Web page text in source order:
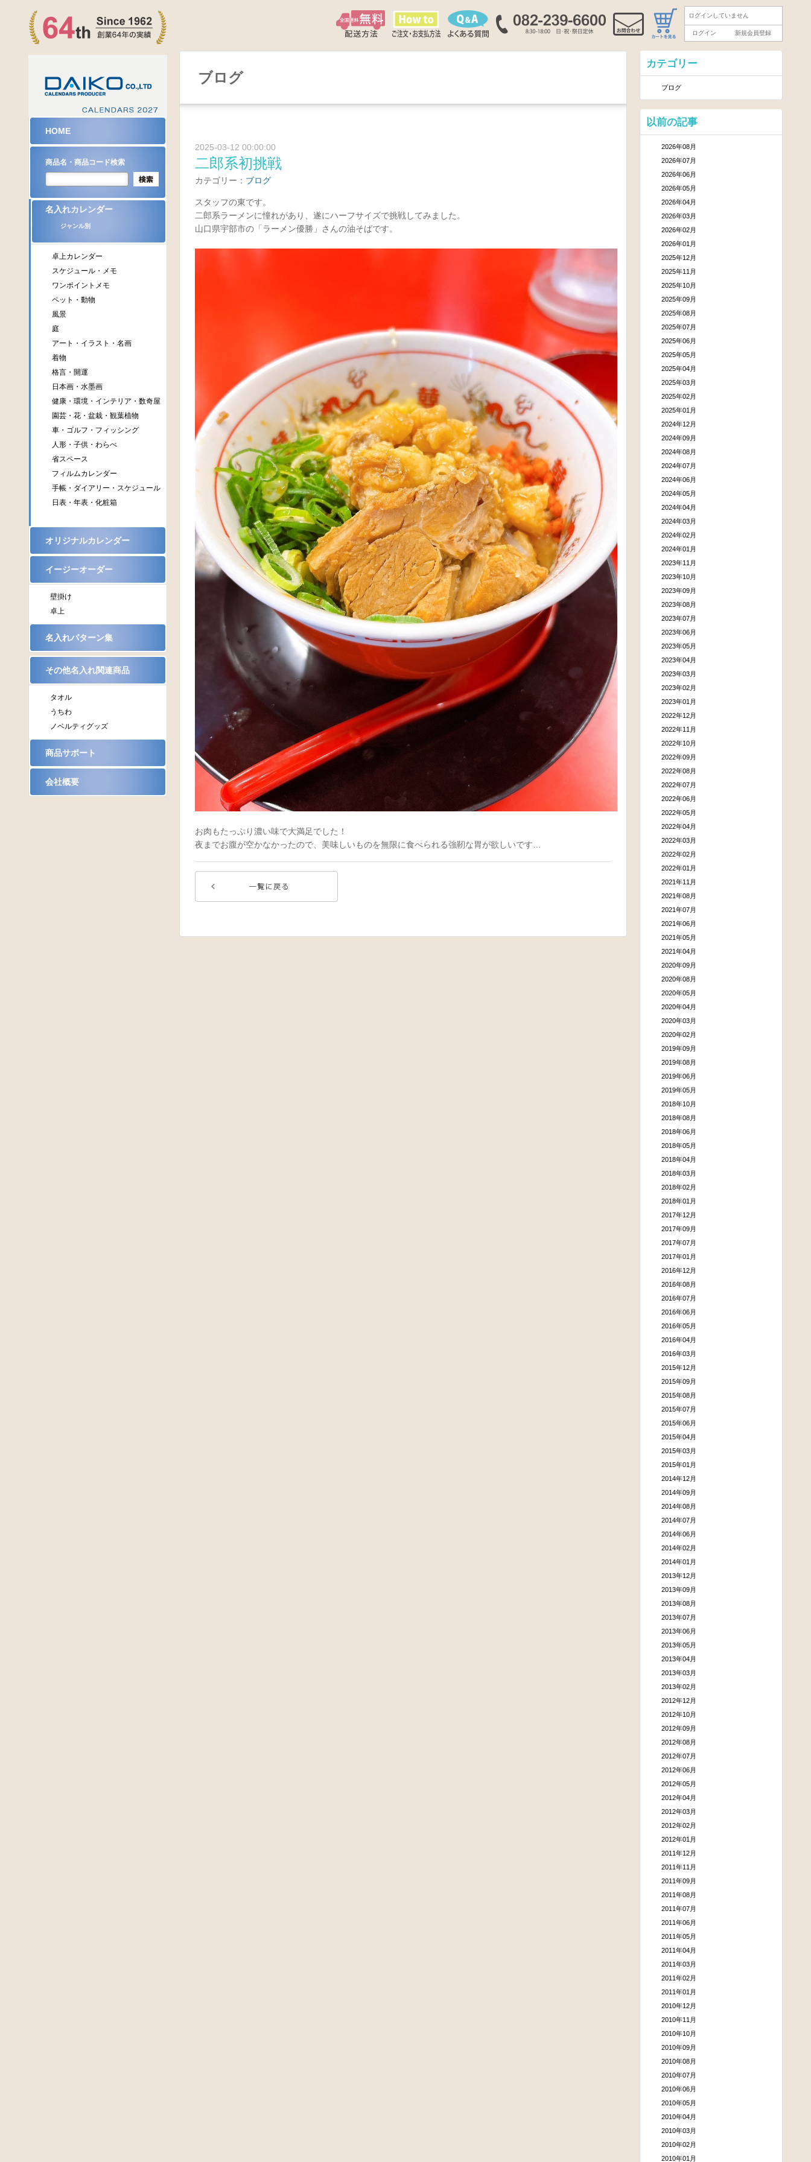
ログインしていません
ログイン 新規会員登録
ブログ
2025-03-12 00:00:00
二郎系初挑戦
カテゴリー： ブログ
スタッフの東です。
二郎系ラーメンに憧れがあり、遂にハーフサイズで挑戦してみました。
山口県宇部市の「ラーメン優勝」さんの油そばです。
お肉もたっぷり濃い味で大満足でした！
夜までお腹が空かなかったので、美味しいものを無限に食べられる強靭な胃が欲しいです…
カテゴリー
ブログ
以前の記事
2026年08月
2026年07月
2026年06月
2026年05月
2026年04月
2026年03月
2026年02月
2026年01月
2025年12月
2025年11月
2025年10月
2025年09月
2025年08月
2025年07月
2025年06月
2025年05月
2025年04月
2025年03月
2025年02月
2025年01月
2024年12月
2024年09月
2024年08月
2024年07月
2024年06月
2024年05月
2024年04月
2024年03月
2024年02月
2024年01月
2023年11月
2023年10月
2023年09月
2023年08月
2023年07月
2023年06月
2023年05月
2023年04月
2023年03月
2023年02月
2023年01月
2022年12月
2022年11月
2022年10月
2022年09月
2022年08月
2022年07月
2022年06月
2022年05月
2022年04月
2022年03月
2022年02月
2022年01月
2021年11月
2021年08月
2021年07月
2021年06月
2021年05月
2021年04月
2020年09月
2020年08月
2020年05月
2020年04月
2020年03月
2020年02月
2019年09月
2019年08月
2019年06月
2019年05月
2018年10月
2018年08月
2018年06月
2018年05月
2018年04月
2018年03月
2018年02月
2018年01月
2017年12月
2017年09月
2017年07月
2017年01月
2016年12月
2016年08月
2016年07月
2016年06月
2016年05月
2016年04月
2016年03月
2015年12月
2015年09月
2015年08月
2015年07月
2015年06月
2015年04月
2015年03月
2015年01月
2014年12月
2014年09月
2014年08月
2014年07月
2014年06月
2014年02月
2014年01月
2013年12月
2013年09月
2013年08月
2013年07月
2013年06月
2013年05月
2013年04月
2013年03月
2013年02月
2012年12月
2012年10月
2012年09月
2012年08月
2012年07月
2012年06月
2012年05月
2012年04月
2012年03月
2012年02月
2012年01月
2011年12月
2011年11月
2011年09月
2011年08月
2011年07月
2011年06月
2011年05月
2011年04月
2011年03月
2011年02月
2011年01月
2010年12月
2010年11月
2010年10月
2010年09月
2010年08月
2010年07月
2010年06月
2010年05月
2010年04月
2010年03月
2010年02月
2010年01月
HOME
商品名・商品コード検索
名入れカレンダー
ジャンル別
卓上カレンダー
スケジュール・メモ
ワンポイントメモ
ペット・動物
風景
庭
アート・イラスト・名画
着物
格言・開運
日本画・水墨画
健康・環境・インテリア・数奇屋
園芸・花・盆栽・観葉植物
車・ゴルフ・フィッシング
人形・子供・わらべ
省スペース
フィルムカレンダー
手帳・ダイアリー・スケジュール
日表・年表・化粧箱
オリジナルカレンダー
イージーオーダー
壁掛け
卓上
名入れパターン集
その他名入れ関連商品
タオル
うちわ
ノベルティグッズ
商品サポート
会社概要